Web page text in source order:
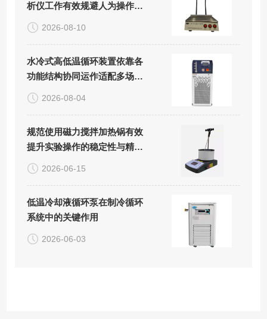
析仪工作有效规避人为操作带
来的实验误差
2026-08-10
水冷式高低温循环装置依靠各
功能结构协同运作适配多场景
精密控温需求
2026-08-04
规范使用磁力搅拌加热锅有效
提升实验操作的稳定性与精准
度
2026-06-15
低温冷却液循环泵在制冷循环
系统中的关键作用
2026-06-03